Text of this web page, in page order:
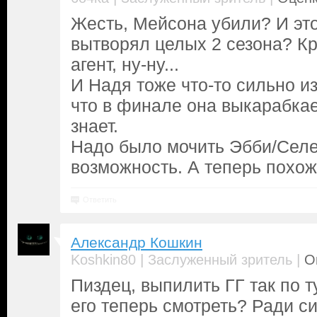
Жесть, Мейсона убили? И
вытворял целых 2 сезона?
агент, ну-ну...
И Надя тоже что-то сильно
что в финале она
знает.
Надо было мочить Эбби/
возможность. А теперь
Александр Кошкин
Koshkin80 | Заслуженный зритель |
Пиздец, выпилить ГГ так по
его теперь смотреть? Ради